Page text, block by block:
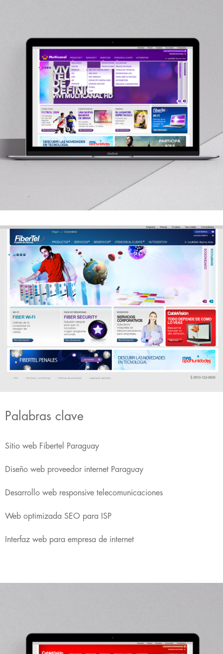
Palabras clave
Sitio web Fibertel Paraguay
Diseño web proveedor internet Paraguay
Desarrollo web responsive telecomunicaciones
Web optimizada SEO para ISP
Interfaz web para empresa de internet